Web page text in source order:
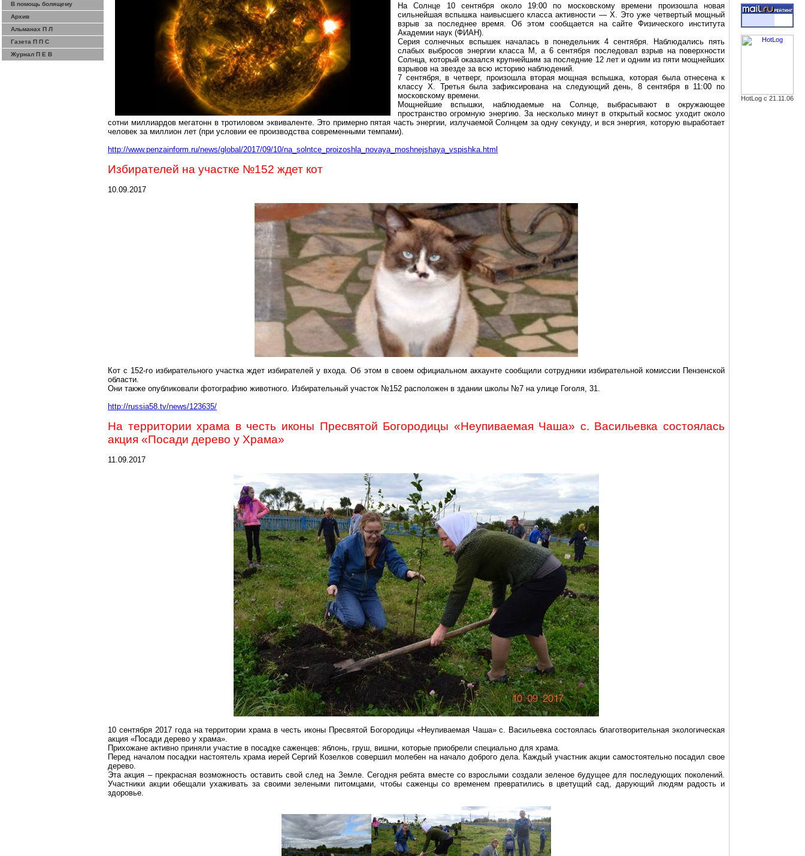
В помощь болящему
Архив
Альманах П Л
Газета П П С
Журнал П Е В
На Солнце 10 сентября около 19:00 по московскому времени произошла новая
сильнейшая вспышка наивысшего класса активности — Х. Это уже четвертый мощный
взрыв за последнее время. Об этом сообщается на сайте Физического института
Академии наук (ФИАН).
Серия солнечных вспышек началась в понедельник 4 сентября.
Наблюдались пять
слабых выбросов энергии класса М, а 6 сентября последовал взрыв на поверхности
Солнца, который оказался крупнейшим за последние 12 лет и одним из пяти мощнейших
взрывов на звезде за всю историю наблюдений.
7 сентября, в четверг, произошла вторая мощная вспышка, которая была отнесена к
классу X. Третья была зафиксирована на следующий день, 8 сентября в 11:00 по
московскому времени.
Мощнейшие вспышки, наблюдаемые на Солнце, выбрасывают в окружающее
пространство огромную энергию. За несколько минут в открытый космос уходит около
сотни миллиардов мегатонн в тротиловом эквиваленте. Это примерно пятая часть энергии, излучаемой Солнцем за одну секунду, и вся энергия, которую выработает
человек за миллион лет (при условии ее производства современными темпами).
http://www.penzainform.ru/news/global/2017/09/10/na_solntce_proizoshla_novaya_moshnejshaya_vspishka.html
Избирателей на участке №152 ждет кот
10.09.2017
Кот с 152-го избирательного участка ждет избирателей у входа. Об этом в своем официальном аккаунтесообщили сотрудники избирательной комиссии Пензенской
области.
Они также опубликовали фотографию животного. Избирательный участок №152 расположен в здании школы №7 на улице Гоголя, 31.
http://russia58.tv/news/123635/
На территории храма в честь иконы Пресвятой Богородицы «Неупиваемая Чаша» с. Васильевка состоялась
акция «Посади дерево у Храма»
11.09.2017
10 сентября 2017 года на территории храма в честь иконы Пресвятой Богородицы «НеупиваемаяЧаша»с. Васильевкасостоялась благотворительная экологическая
акция «Посади дерево у храма».
Прихожане активно приняли участие в посадке саженцев: яблонь, груш, вишни, которые приобрели специально для храма.
Перед началом посадки настоятель храма иерей Сергий Козелков совершил молебен на начало доброго дела. Каждый участник акции самостоятельно посадил свое
дерево.
Эта акция – прекрасная возможность оставить свой след на Земле. Сегодня ребята вместе совзрослыми создали зеленое будущее для последующих поколений.
Участники акции обещали ухаживать за своими зелеными питомцами, чтобы саженцы со временем превратились в цветущий сад, дарующий людям радость и
здоровье.
HotLog с 21.11.06